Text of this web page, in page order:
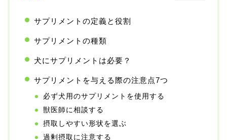
サプリメントの定義と役割
サプリメントの種類
犬にサプリメントは必要？
サプリメントを与える際の注意点7つ
必ず犬用のサプリメントを使用する
獣医師に相談する
摂取しやすい形状を選ぶ
過剰摂取に注意する